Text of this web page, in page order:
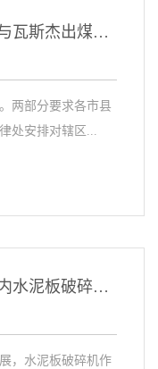
yy易游体育怎么样:山西对煤与瓦斯杰出煤矿展开立体式大起底
两部分要求各市县
处安排对辖区...
yy易游体育怎么样:2025年国内水泥板破碎机源头厂家推荐排行榜
，水泥板破碎机作